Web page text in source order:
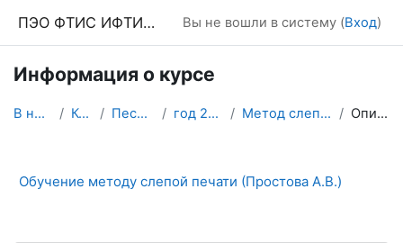
ПЭО ФТИС ИФТИС МПГУ Вы не вошли в систему (Вход)
Информация о курсе
В начало Курсы Песочница год 2022-23 Метод слепой печати Описание
Обучение методу слепой печати (Простова А.В.)